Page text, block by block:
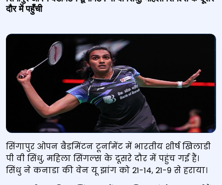
दौर में पहुँची
सिंगापुर ओपन बैडमिंटन टूर्नामेंट में भारतीय शीर्ष खिलाडी
पी वी सिंधु, महिला सिंगल्‍स के दूसरे दौर में पहुंच गई हैं।
सिंधु ने कनाडा की वेन यू झांग को 21-14, 21-9 से हराया।